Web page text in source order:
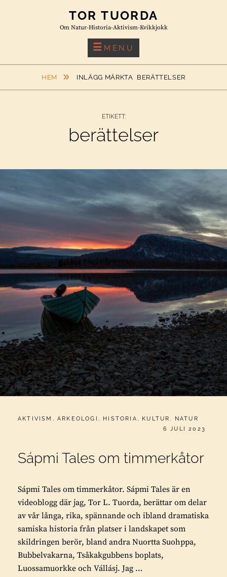
TOR TUORDA
Om Natur-Historia-Aktivism-Kvikkjokk
MENU
HEM INLÄGG MÄRKTA BERÄTTELSER
ETIKETT:
berättelser
CATEGORIES:
AKTIVISM ,ARKEOLOGI , HISTORIA , KULTUR , NATUR
PUBLICERAT
6 JULI 2023
Sápmi Tales om timmerkåtor
Sápmi Tales om timmerkåtor. Sápmi Tales är en
videoblogg där jag, Tor L. Tuorda, berättar om delar
av vår långa, rika, spännande och ibland dramatiska
samiska historia från platser i landskapet som
skildringen berör, bland andra Nuortta Suohppa,
Bubbelvakarna, Tsåkakgubbens boplats,
Luossamuorkke och Vállásj. Jag …